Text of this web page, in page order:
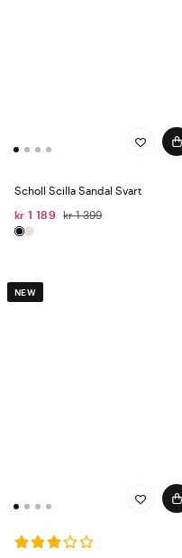
Scholl Scilla Sandal Svart
kr 1 189
kr 1 399
NEW